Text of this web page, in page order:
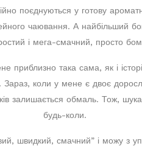
поєднуються у готову
чаювання. А найбільший
і мега-смачний, просто
приблизно така сама, як і
Зараз, коли у мене є двоє
залишається обмаль. Тож,
будь-коли.
швидкий, смачний” і можу з